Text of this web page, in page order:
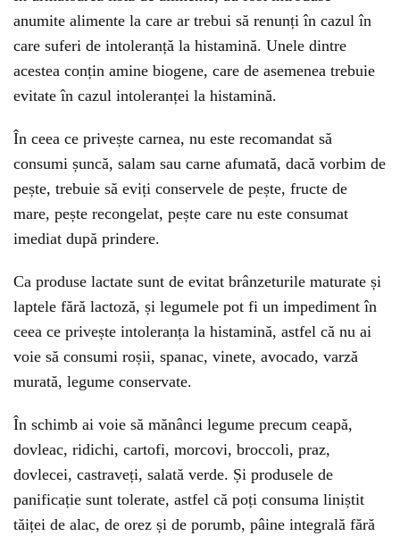
anumite alimente la care ar trebui să renunți în cazul în
care suferi de intoleranță la histamină. Unele dintre
acestea conțin amine biogene, care de asemenea trebuie
evitate în cazul intoleranței la histamină.
În ceea ce privește carnea, nu este recomandat să
consumi șuncă, salam sau carne afumată, dacă vorbim de
pește, trebuie să eviți conservele de pește, fructe de
mare, pește recongelat, pește care nu este consumat
imediat după prindere.
Ca produse lactate sunt de evitat brânzeturile maturate și
laptele fără lactoză, și legumele pot fi un impediment în
ceea ce privește intoleranța la histamină, astfel că nu ai
voie să consumi roșii, spanac, vinete, avocado, varză
murată, legume conservate.
În schimb ai voie să mănânci legume precum ceapă,
dovleac, ridichi, cartofi, morcovi, broccoli, praz,
dovlecei, castraveți, salată verde. Și produsele de
panificație sunt tolerate, astfel că poți consuma liniștit
tăiței de alac, de orez și de porumb, pâine integrală fără